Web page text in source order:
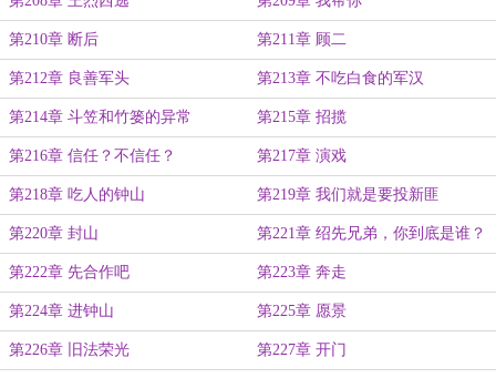
第210章 断后 第211章 顾二
第212章 良善军头 第213章 不吃白食的军汉
第214章 斗笠和竹篓的异常 第215章 招揽
第216章 信任？不信任？ 第217章 演戏
第218章 吃人的钟山 第219章 我们就是要投新匪
第220章 封山 第221章 绍先兄弟，你到底是谁？
第222章 先合作吧 第223章 奔走
第224章 进钟山 第225章 愿景
第226章 旧法荣光 第227章 开门